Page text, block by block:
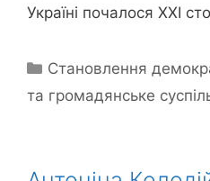
Україні почалося ХХІ
Categories
Становлення
та громадянське